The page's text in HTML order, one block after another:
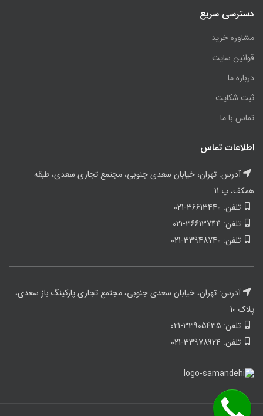
دسترسی سریع
مشاوره خرید
قوانین سایت
درباره ما
ثبت شکایت
تماس با ما
اطلاعات تماس
آدرس: تهران، خیابان سعدی جنوبی، مجتمع تجاری سعدی، طبقه
همکف، پ 11
تلفن: 36613440-021
تلفن: 36613744-021
تلفن: 33948740-021
آدرس: تهران، خیابان سعدی جنوبی، مجتمع تجاری پارکینگ باز سعدی،
پلاک 10
تلفن: 33905435-021
تلفن: 33978924-021